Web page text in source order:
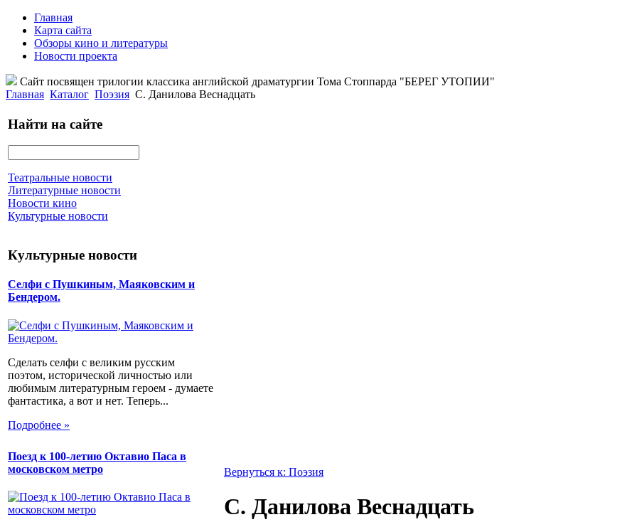
Главная
Карта сайта
Обзоры кино и литературы
Новости проекта
Сайт посвящен трилогии классика английской драматургии Тома Стоппарда "БЕРЕГ УТОПИИ"
Главная Каталог Поэзия С. Данилова Веснадцать
Найти на сайте
Театральные новости
Литературные новости
Новости кино
Культурные новости
Культурные новости
Селфи с Пушкиным, Маяковским и
Бендером.
Сделать селфи с великим русским
поэтом, исторической личностью или
любимым литературным героем - думаете
фантастика, а вот и нет. Теперь...
Подробнее »
Поезд к 100-летию Октавио Паса в
московском метро
Вернуться к: Поэзия
С. Данилова Веснадцать